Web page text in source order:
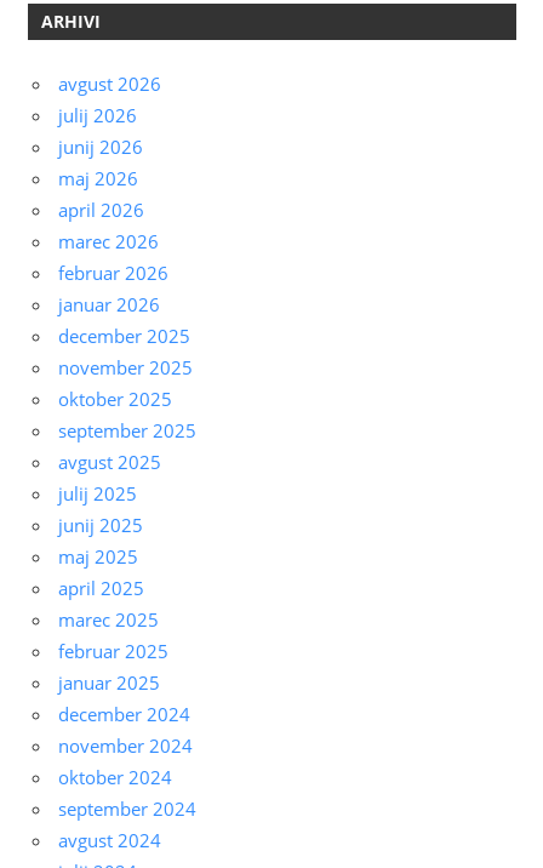
ARHIVI
avgust 2026
julij 2026
junij 2026
maj 2026
april 2026
marec 2026
februar 2026
januar 2026
december 2025
november 2025
oktober 2025
september 2025
avgust 2025
julij 2025
junij 2025
maj 2025
april 2025
marec 2025
februar 2025
januar 2025
december 2024
november 2024
oktober 2024
september 2024
avgust 2024